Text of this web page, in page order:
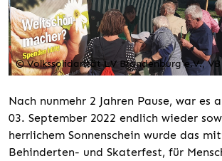
© Volkssolidarität LV Brandenburg e.V.,
Nach nunmehr 2 Jahren Pause, war es
03. September 2022 endlich wieder
herrlichem Sonnenschein wurde das
Behinderten- und Skaterfest, für